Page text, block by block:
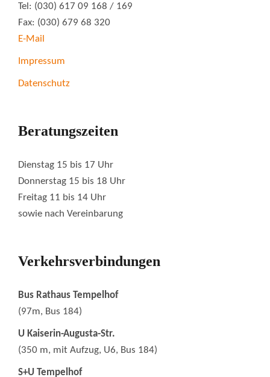
Tel: (030) 617 09 168 / 169
Fax: (030) 679 68 320
E-Mail
Impressum
Datenschutz
Beratungszeiten
Dienstag 15 bis 17 Uhr
Donnerstag 15 bis 18 Uhr
Freitag 11 bis 14 Uhr
sowie nach Vereinbarung
Verkehrsverbindungen
Bus Rathaus Tempelhof
(97m, Bus 184)
U Kaiserin-Augusta-Str.
(350 m, mit Aufzug, U6, Bus 184)
S+U Tempelhof